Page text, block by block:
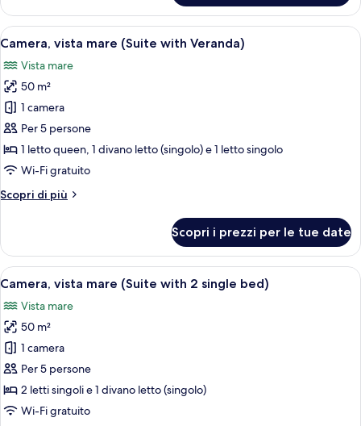
Deluxe,
vista
mare
Apri
tutte
le
foto
per
Camera,
vista
mare
with
Una camera d'albergo con due letti,
4
Camera, vista mare (Suite with Veranda)
Vista mare
50 m²
1 camera
Per 5 persone
1 letto queen, 1 divano letto (singolo) e 1 letto singolo
Wi-Fi gratuito
Scopri di più
Altri
vista
mare
(Suite
Veranda)
Scopri i prezzi per le tue date
Apri
tutte
le
foto
per
Camera,
vista
mare
Camera d'albergo con due letti, un
5
Camera, vista mare (Suite with 2 single bed)
Vista mare
50 m²
1 camera
Per 5 persone
2 letti singoli e 1 divano letto (singolo)
Wi-Fi gratuito